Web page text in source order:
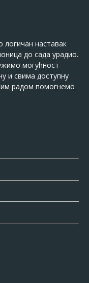
логичан наставак
до сада урадио.
могућност
и свима доступну
радом помогнемо